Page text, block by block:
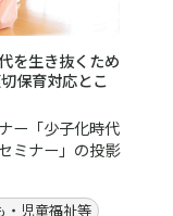
を生き抜くため
保育対応とこ
ー「少子化時代
ミナー」の投影
・児童福祉等